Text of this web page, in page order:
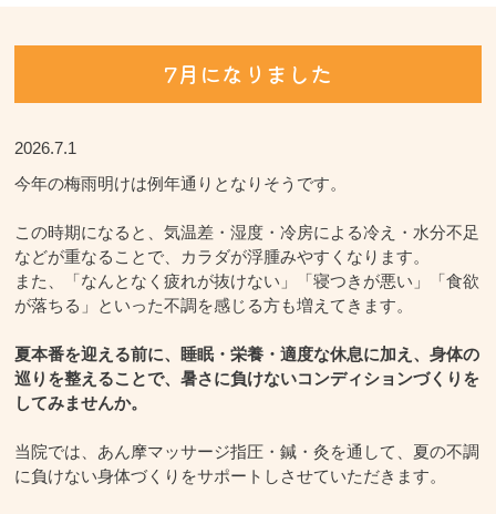
7月になりました
2026.7.1
今年の梅雨明けは例年通りとなりそうです。
この時期になると、気温差・湿度・冷房による冷え・水分不足
などが重なることで、カラダが浮腫みやすくなります。
また、「なんとなく疲れが抜けない」「寝つきが悪い」「食欲
が落ちる」といった不調を感じる方も増えてきます。
夏本番を迎える前に、睡眠・栄養・適度な休息に加え、身体の
巡りを整えることで、暑さに負けないコンディションづくりを
してみませんか。
当院では、あん摩マッサージ指圧・鍼・灸を通して、夏の不調
に負けない身体づくりをサポートしさせていただきます。